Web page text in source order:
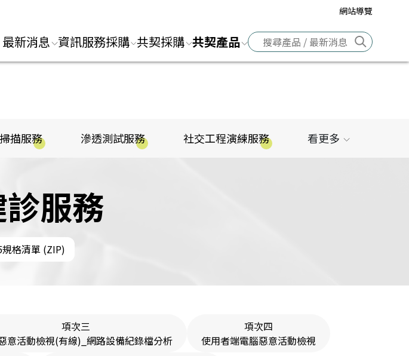
網站導覽
最新消息 資訊服務採購 共契採購 共契產品 前往
描服務 滲透測試服務 社交工程演練服務 看更多
服務
格清單 (ZIP)
項次三
意活動檢視(有線)_網路設備紀錄檔分析
項次四
使用者端電腦惡意活動檢視